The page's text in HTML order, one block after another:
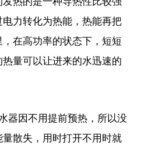
力转化为热能，热能再把
在高功率的状态下，短短
热量可以让进来的水迅速的
器因不用提前预热，所以没
散失，用时打开不用时就